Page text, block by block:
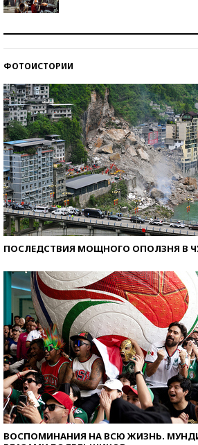
ФОТОИСТОРИИ
ПОСЛЕДСТВИЯ МОЩНОГО ОПОЛЗНЯ В
ВОСПОМИНАНИЯ НА ВСЮ ЖИЗНЬ.